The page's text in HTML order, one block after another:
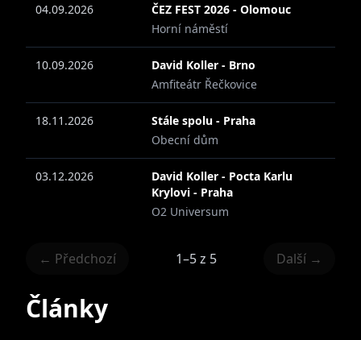
04.09.2026
ČEZ FEST 2026 - Olomouc
Horní náměstí
10.09.2026
David Koller - Brno
Amfiteátr Řečkovice
18.11.2026
Stále spolu - Praha
Obecní dům
03.12.2026
David Koller - Pocta Karlu
Krylovi - Praha
O2 Universum
← Předchozí 1–5 z 5 Další →
Články